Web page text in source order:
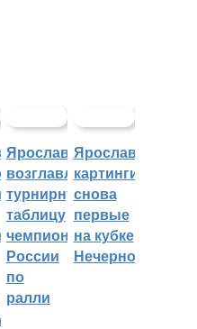
Ярославцы
возглавляют
турнирную
таблицу
чемпионата
России
по
ралли
Ярославские
картингисты
снова
первые
на кубке
Нечерноземья